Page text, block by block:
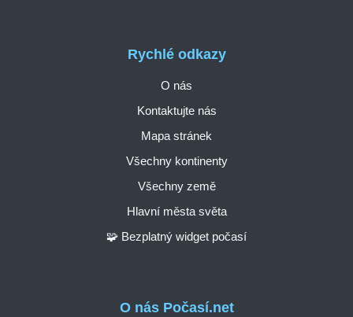
O nás Počasí.net
Rychlé odkazy
O nás
Kontaktujte nás
Mapa stránek
Všechny kontinenty
Všechny země
Hlavní města světa
🧩 Bezplatný widget počasí